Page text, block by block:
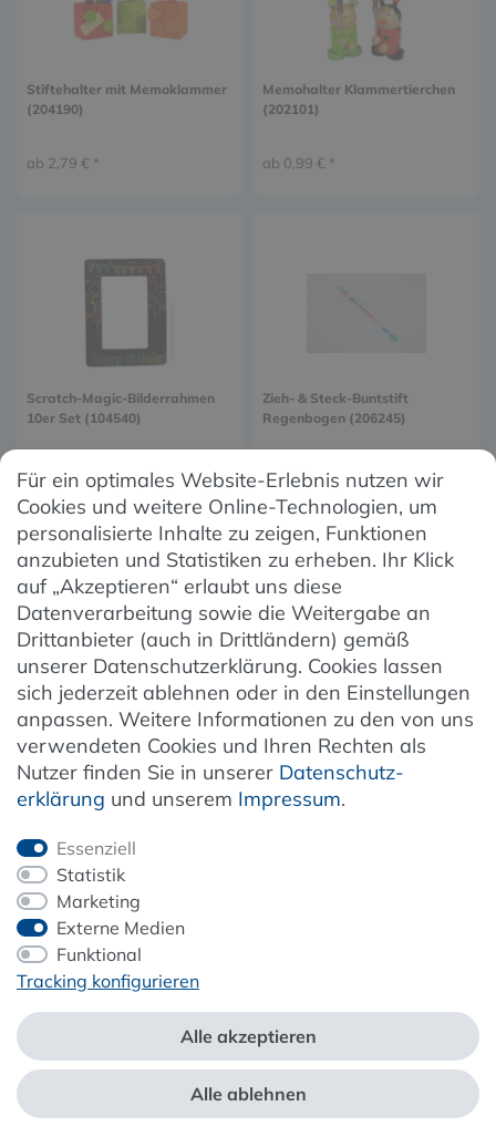
Stiftehalter mit Memoklammer
(204190)
ab 2,79 € *
Memohalter Klammertierchen
(202101)
ab 0,99 € *
Scratch-Magic-Bilderrahmen
10er Set (104540)
ab 6,99 € *
Zieh- & Steck-Buntstift
Regenbogen (206245)
ab 0,79 € *
2 3 4
Kundenservice
Unternehmen & Service
Information
Newsletter
ZAHLUNG & VERSAND
*Alle Preise inkl. der gesetzl. MwSt. zzgl.Service- und Versandkosten
Für ein optimales Website-Erlebnis nutzen wir
Cookies und weitere Online-Technologien, um
personalisierte Inhalte zu zeigen, Funktionen
anzubieten und Statistiken zu erheben. Ihr Klick
auf „Akzeptieren“ erlaubt uns diese
Datenverarbeitung sowie die Weitergabe an
Drittanbieter (auch in Drittländern) gemäß
unserer Datenschutzerklärung. Cookies lassen
sich jederzeit ablehnen oder in den Einstellungen
anpassen. Weitere Informationen zu den von uns
verwendeten Cookies und Ihren Rechten als
Nutzer finden Sie in unserer Daten­schutz­
erklärung und unserem Impressum.
Essenziell
Statistik
Marketing
Externe Medien
Funktional
Tracking konfigurieren
Alle akzeptieren
Alle ablehnen